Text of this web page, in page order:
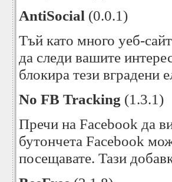
AntiSocial (0.0.1)
Тъй като много уеб-
да следи вашите
блокира тези вградени
No FB Tracking (1.3.1)
Пречи на Facebook да
бутончета Facebook
посещавате. Тази